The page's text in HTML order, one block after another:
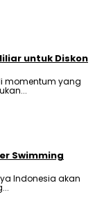
untuk Diskon
momentum yang
Swimming
Indonesia akan